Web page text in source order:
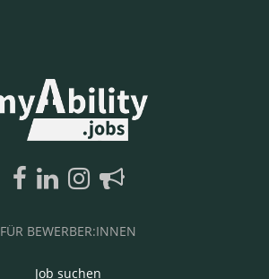
FÜR BEWERBER:INNEN
Job suchen